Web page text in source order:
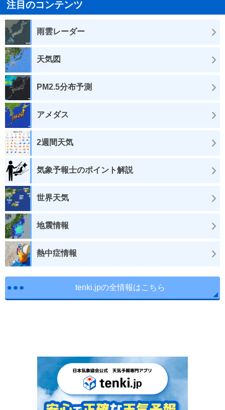
注目のコンテンツ
雨雲レーダー
天気図
PM2.5分布予測
アメダス
2週間天気
気象予報士のポイント解説
世界天気
地震情報
熱中症情報
tenki.jpの全情報はこちら